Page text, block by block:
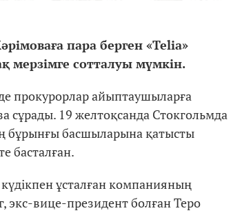
пара берген «Telia»
мерзімге сотталуы мүмкін.
прокурорлар айыптаушыларға
19 желтоқсанда Стокгольмда
бұрынғы басшыларына қатысты
басталған.
күдікпен ұсталған компанияның
вице-президент болған Теро